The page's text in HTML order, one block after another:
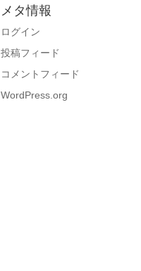
メタ情報
ログイン
投稿フィード
コメントフィード
WordPress.org